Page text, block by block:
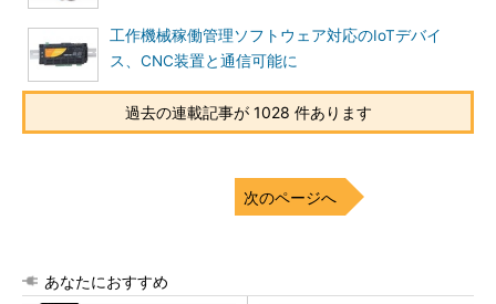
工作機械稼働管理ソフトウェア対応のIoTデバイ
ス、CNC装置と通信可能に
過去の連載記事が 1028 件あります
次のページへ
あなたにおすすめ